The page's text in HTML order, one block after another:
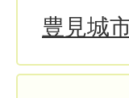
豊見城